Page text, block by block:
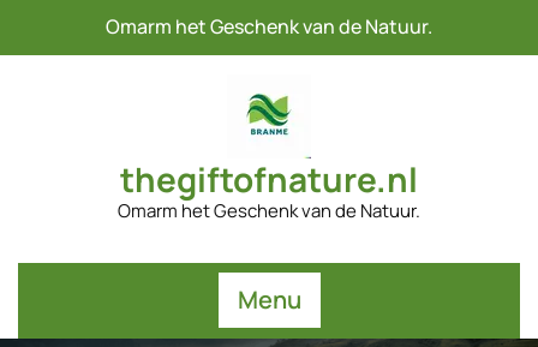
Omarm het Geschenk van de Natuur.
thegiftofnature.nl
Omarm het Geschenk van de Natuur.
Menu